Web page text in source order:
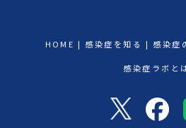
HOME 感染症を知る 感染症
感染症ラボと